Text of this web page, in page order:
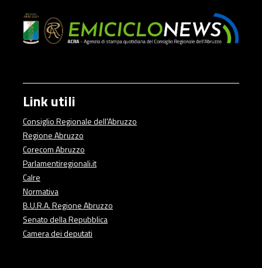
Link utili
Consiglio Regionale dell'Abruzzo
Regione Abruzzo
Corecom Abruzzo
Parlamentiregionali.it
Calre
Normativa
B.U.R.A. Regione Abruzzo
Senato della Repubblica
Camera dei deputati